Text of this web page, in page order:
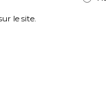
le site.